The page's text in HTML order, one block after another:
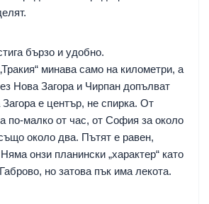
бързо и удобно.
минава само на километри, а
Нова Загора и Чирпан допълват
Загора е център, не спирка. От
по-малко от час, от София за около
около два. Пътят е равен,
онзи планински „характер“ като
но затова пък има лекота.